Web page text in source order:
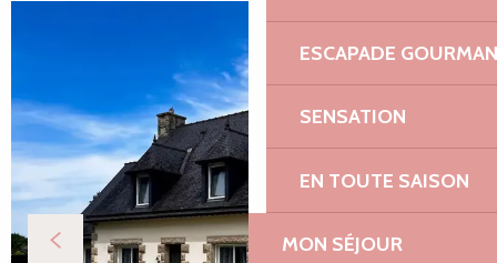
ESCAPADE
SENSATION
EN TOUTE SAISON
MON SÉJOUR